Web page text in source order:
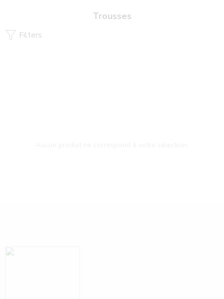
Trousses
Filters